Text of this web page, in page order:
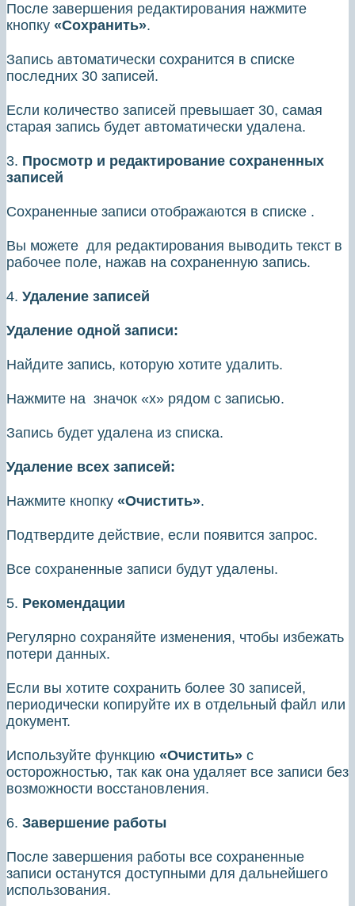
После завершения редактирования нажмите
кнопку «Сохранить».
Запись автоматически сохранится в списке
последних 30 записей.
Если количество записей превышает 30, самая
старая запись будет автоматически удалена.
3. Просмотр и редактирование сохраненных
записей
Сохраненные записи отображаются в списке .
Вы можете для редактирования выводить текст в
рабочее поле, нажав на сохраненную запись.
4. Удаление записей
Удаление одной записи:
Найдите запись, которую хотите удалить.
Нажмите на значок «х» рядом с записью.
Запись будет удалена из списка.
Удаление всех записей:
Нажмите кнопку «Очистить».
Подтвердите действие, если появится запрос.
Все сохраненные записи будут удалены.
5. Рекомендации
Регулярно сохраняйте изменения, чтобы избежать
потери данных.
Если вы хотите сохранить более 30 записей,
периодически копируйте их в отдельный файл или
документ.
Используйте функцию «Очистить» с
осторожностью, так как она удаляет все записи без
возможности восстановления.
6. Завершение работы
После завершения работы все сохраненные
записи останутся доступными для дальнейшего
использования.